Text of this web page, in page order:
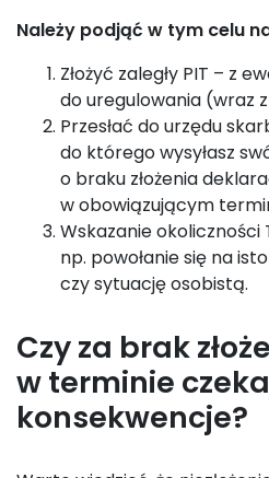
Należy podjąć w tym celu
Złożyć zaległy PIT – z
do uregulowania (wraz
Przesłać do urzędu
do którego wysyłasz
o braku złożenia
w obowiązującym
Wskazanie okoliczności
np. powołanie się na
czy sytuację osobistą.
Czy za brak
w terminie
konsekwencje?